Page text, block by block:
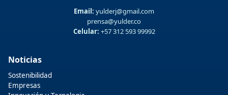
Email: yulderj@gmail.com
prensa@yulder.co
Celular: +57 312 593 99992
Noticias
Sostenibilidad
Empresas